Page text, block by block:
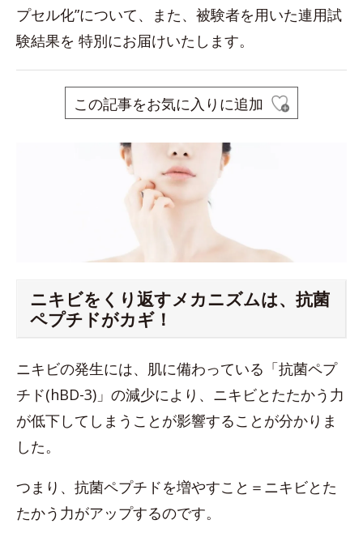
プセル化”について、また、被験者を用いた連用試
験結果を 特別にお届けいたします。
この記事をお気に入りに追加
ニキビをくり返すメカニズムは、抗菌
ペプチドがカギ！
ニキビの発生には、肌に備わっている「抗菌ペプ
チド(hBD-3)」の減少により、ニキビとたたかう力
が低下してしまうことが影響することが分かりま
した。
つまり、抗菌ペプチドを増やすこと＝ニキビとた
たかう力がアップするのです。